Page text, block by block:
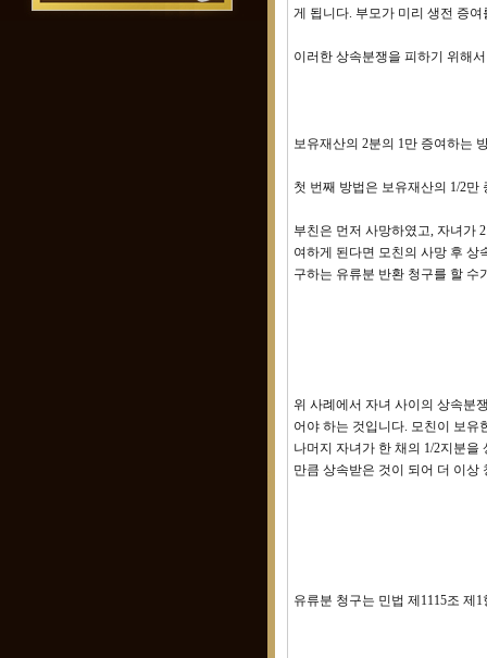
게 됩니다. 부모가 미리 생전 증
이러한 상속분쟁을 피하기 위해
보유재산의 2분의 1만 증여하는
첫 번째 방법은 보유재산의 1/2만
부친은 먼저 사망하였고, 자녀가
여하게 된다면 모친의 사망 후 상
구하는 유류분 반환 청구를 할 수
위 사례에서 자녀 사이의 상속분
어야 하는 것입니다. 모친이 보유
나머지 자녀가 한 채의 1/2지분
만큼 상속받은 것이 되어 더 이상
유류분 청구는 민법 제1115조 제